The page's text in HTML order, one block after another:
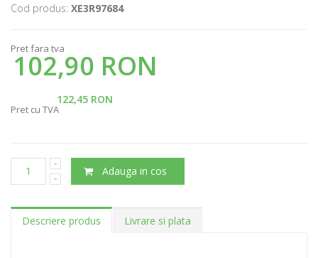
Cod produs: XE3R97684
Pret fara tva
102,90 RON
122,45 RON
Pret cu TVA
Adauga in cos
Descriere produs Livrare si plata